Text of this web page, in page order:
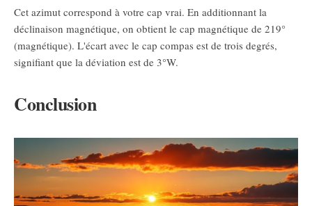
Cet azimut correspond à votre cap vrai. En additionnant la
déclinaison magnétique, on obtient le cap magnétique de 219°
(magnétique). L'écart avec le cap compas est de trois degrés,
signifiant que la déviation est de 3°W.
Conclusion